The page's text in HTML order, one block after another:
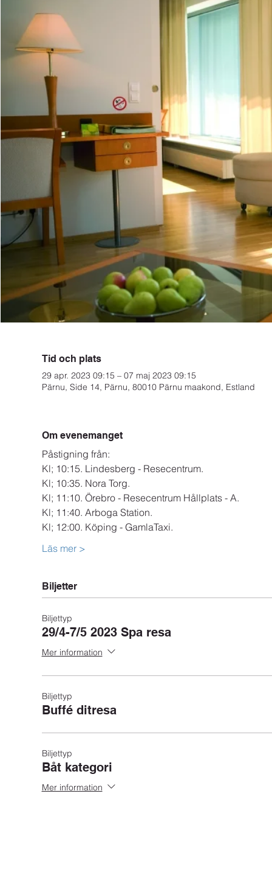
Tid och plats
29 apr. 2023 09:15 – 07 maj 2023 09:15
Pärnu, Side 14, Pärnu, 80010 Pärnu maakond, Estland
Om evenemanget
Påstigning från:
Kl; 10:15. Lindesberg - Resecentrum.
Kl; 10:35. Nora Torg.
Kl; 11:10. Örebro - Resecentrum Hållplats - A.
Kl; 11:40. Arboga Station.
Kl; 12:00. Köping - GamlaTaxi.
Läs mer >
Biljetter
Biljettyp
29/4-7/5 2023 Spa resa
Mer information
Biljettyp
Buffé ditresa
Biljettyp
Båt kategori
Mer information